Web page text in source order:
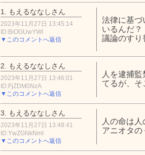
1. もえるななしさん
2023年11月27日 13:45:14
ID:BiOGUwYWI
▼このコメントへ返信
法律に基づ
いるんだ？
議論のすり
2. もえるななしさん
2023年11月27日 13:46:01
ID:FjZDM0NzA
▼このコメントへ返信
人を逮捕
てるが、そ
3. もえるななしさん
2023年11月27日 13:48:41
ID:YwZGNkNmI
▼このコメントへ返信
人の命は
アニオタの